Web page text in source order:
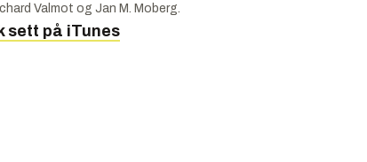
Valmot og Jan M. Moberg.
sett på iTunes